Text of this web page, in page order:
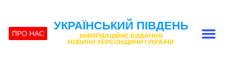
ПРО НАС
УКРАЇНСЬКИЙ ПІВДЕНЬ
ІНФОРМАЦІЙНЕ ВИДАННЯ
НОВИНИ ХЕРСОНЩИНИ І УКРАЇНИ